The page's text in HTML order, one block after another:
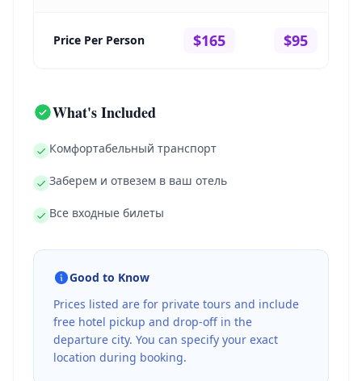
Price Per Person $165 $95
What's Included
Комфортабельный транспорт
Заберем и отвезем в ваш отель
Все входные билеты
Good to Know
Prices listed are for private tours and include
free hotel pickup and drop-off in the
departure city. You can specify your exact
location during booking.